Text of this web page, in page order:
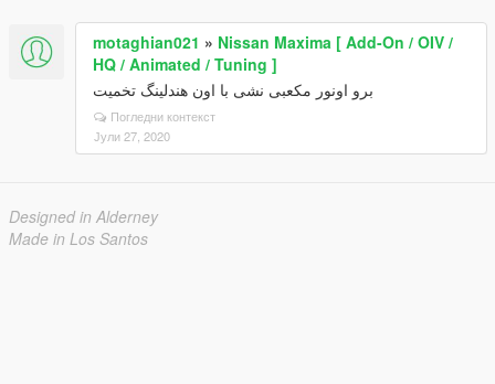
motaghian021 » Nissan Maxima [ Add-On / OIV /
HQ / Animated / Tuning ]
برو اونور مکعبی نشی با اون هندلینگ تخمیت
Погледни контекст
Јули 27, 2020
Designed in Alderney
Made in Los Santos